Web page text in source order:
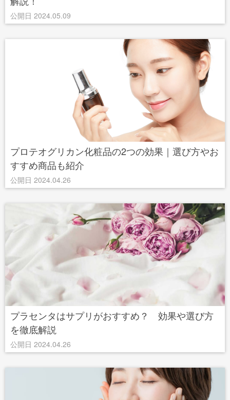
公開日 2024.05.09
プロテオグリカン化粧品の2つの効果｜選び方やお
すすめ商品も紹介
公開日 2024.04.26
プラセンタはサプリがおすすめ？ 効果や選び方
を徹底解説
公開日 2024.04.26